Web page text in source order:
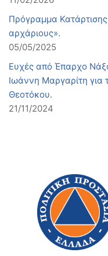
Πρόγραμμα
αρχάριους».
05/05/2025
Ευχές από Έπαρχο
Ιωάννη Μαργαρίτη για
Θεοτόκου.
21/11/2024